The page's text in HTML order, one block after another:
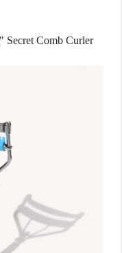
Comb Curler